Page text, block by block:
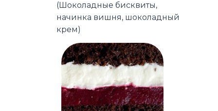
(Шоколадные бисквиты,
начинка вишня, шоколадный
крем)